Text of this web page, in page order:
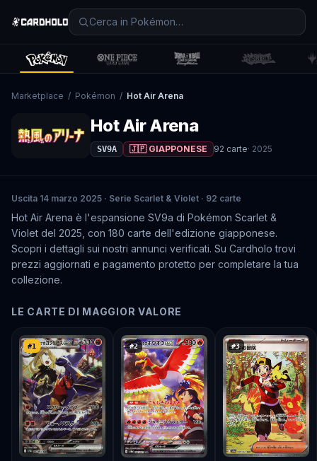
Marketplace / Pokémon / Hot Air Arena
Hot Air Arena
SV9A 🇯🇵 GIAPPONESE 92 carte· 2025
Uscita 14 marzo 2025 · Serie Scarlet & Violet · 92 carte
Hot Air Arena è l'espansione SV9a di Pokémon Scarlet &
Violet del 2025, con 180 carte dell'edizione giapponese.
Scopri i dettagli sui nostri annunci verificati. Su Cardholo trovi
prezzi aggiornati e pagamento protetto per completare la tua
collezione.
LE CARTE DI MAGGIOR VALORE
#1 #2 #3